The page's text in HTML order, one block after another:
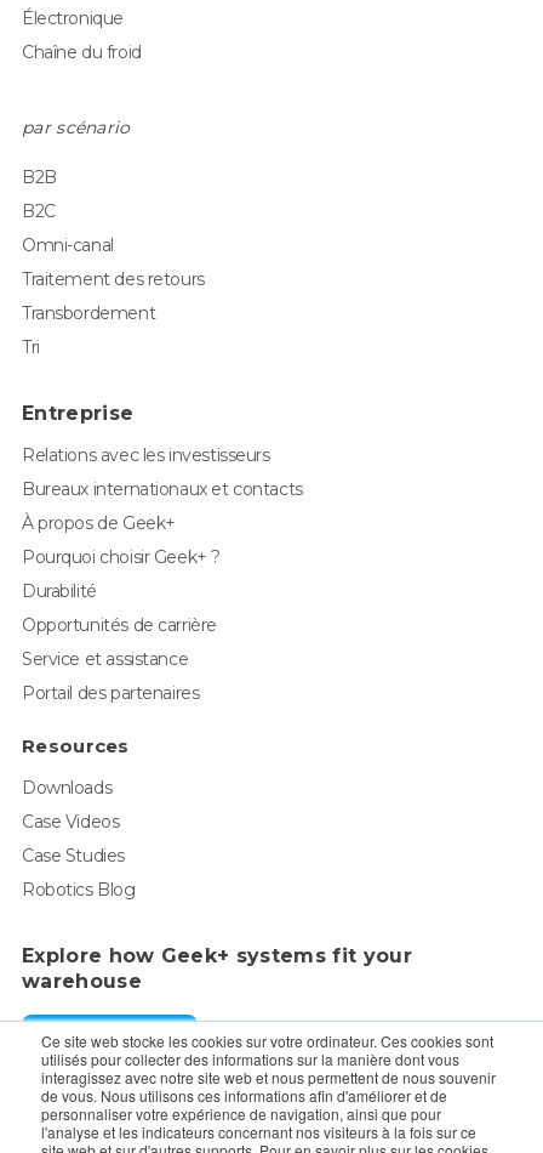
Ce site web stocke les cookies sur votre ordinateur. Ces cookies sont
utilisés pour collecter des informations sur la manière dont vous
interagissez avec notre site web et nous permettent de nous souvenir
de vous. Nous utilisons ces informations afin d'améliorer et de
personnaliser votre expérience de navigation, ainsi que pour
l'analyse et les indicateurs concernant nos visiteurs à la fois sur ce
Électronique
Chaîne du froid
par scénario
B2B
B2C
Omni-canal
Traitement des retours
Transbordement
Tri
Entreprise
Relations avec les investisseurs
Bureaux internationaux et contacts
À propos de Geek+
Pourquoi choisir Geek+ ?
Durabilité
Opportunités de carrière
Service et assistance
Portail des partenaires
Resources
Downloads
Case Videos
Case Studies
Robotics Blog
Explore how Geek+ systems fit your
warehouse
Request a Demo
For enquiry, contact sales:sales@geekplus.com. for
promotions, contact PR:pr@geekplus.com